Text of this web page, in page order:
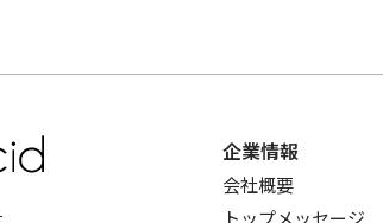
企業情報
会社概要
トップメッセージ